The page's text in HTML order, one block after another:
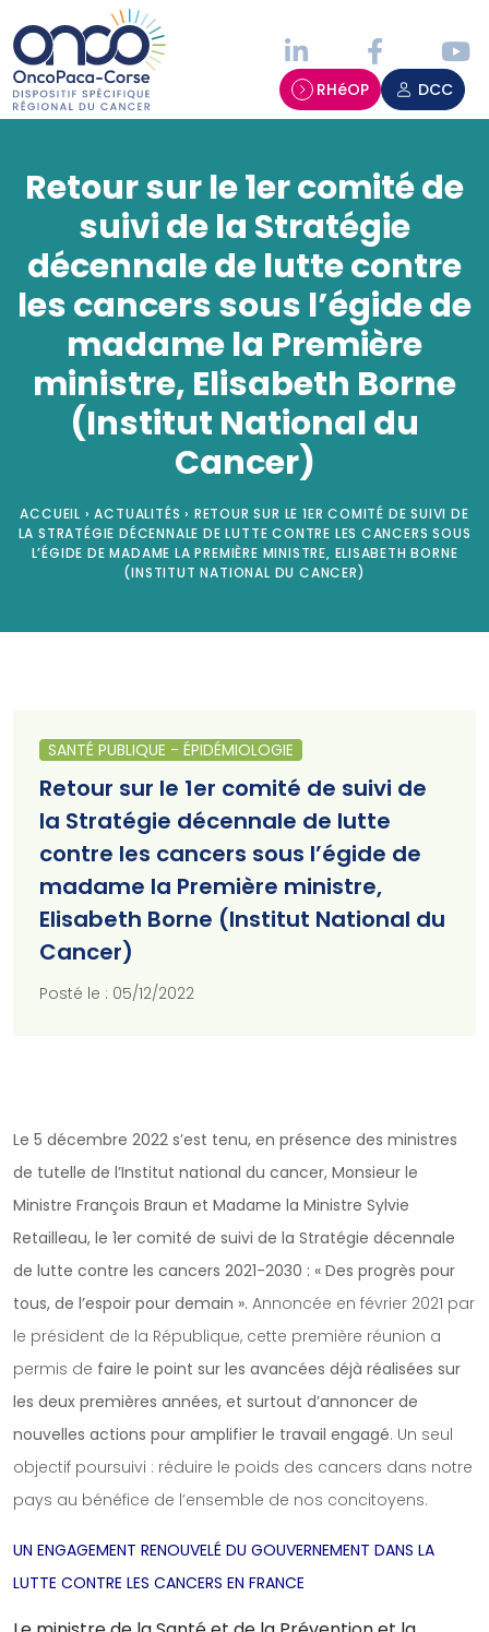
RHéOP DCC
Retour sur le 1er comité de
suivi de la Stratégie
décennale de lutte contre
les cancers sous l’égide de
madame la Première
ministre, Elisabeth Borne
(Institut National du
Cancer)
ACCUEIL › ACTUALITÉS › RETOUR SUR LE 1ER COMITÉ DE SUIVI DE
LA STRATÉGIE DÉCENNALE DE LUTTE CONTRE LES CANCERS SOUS
L’ÉGIDE DE MADAME LA PREMIÈRE MINISTRE, ELISABETH BORNE
(INSTITUT NATIONAL DU CANCER)
SANTÉ PUBLIQUE - ÉPIDÉMIOLOGIE
Retour sur le 1er comité de suivi de
la Stratégie décennale de lutte
contre les cancers sous l’égide de
madame la Première ministre,
Elisabeth Borne (Institut National du
Cancer)
Posté le : 05/12/2022
Le 5 décembre 2022 s’est tenu, en présence des ministres
de tutelle de l’Institut national du cancer, Monsieur le
Ministre François Braun et Madame la Ministre Sylvie
Retailleau, le 1er comité de suivi de la Stratégie décennale
de lutte contre les cancers 2021-2030 : « Des progrès pour
tous, de l’espoir pour demain ». Annoncée en février 2021 par
le président de la République, cette première réunion a
permis de faire le point sur les avancées déjà réalisées sur
les deux premières années, et surtout d’annoncer de
nouvelles actions pour amplifier le travail engagé. Un seul
objectif poursuivi : réduire le poids des cancers dans notre
pays au bénéfice de l’ensemble de nos concitoyens.
UN ENGAGEMENT RENOUVELÉ DU GOUVERNEMENT DANS LA
LUTTE CONTRE LES CANCERS EN FRANCE
Panneau de gestion des cookies